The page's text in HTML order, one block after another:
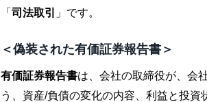
「 司法取引 」です。
＜偽装された有価証券報告書＞
有価証券報告書は、会社の取締役が、会
う、資産/負債の変化の内容、利益と投資